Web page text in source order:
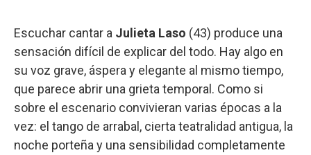
Escuchar cantar a Julieta Laso (43) produce una
sensación difícil de explicar del todo. Hay algo en
su voz grave, áspera y elegante al mismo tiempo,
que parece abrir una grieta temporal. Como si
sobre el escenario convivieran varias épocas a la
vez: el tango de arrabal, cierta teatralidad antigua, la
noche porteña y una sensibilidad completamente